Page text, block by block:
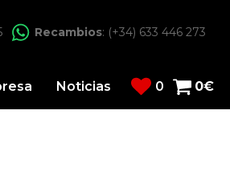
Recambios: (+34) 633 446 273
Noticias 0 0€